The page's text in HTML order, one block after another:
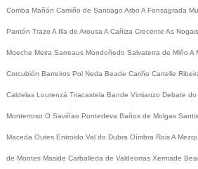
Comba Mañón Camiño de Santiago Arbo A Fonsagrada
Pantón Trazo A Illa de Arousa A Cañiza Crecente As Nogais
Moeche Meira Sarreaus Mondoñedo Salvaterra de Miño A
Corcubión Barreiros Pol Neda Beade Cariño Cartelle
Caldelas Lourenzá Triacastela Bande Vimianzo Debate do
Monterroso O Saviñao Pontedeva Baños de Molgas
Maceda Outes Entroido Val do Dubra Oímbra RoisA
de Montes Maside Carballeda de Valdeorras Xermade